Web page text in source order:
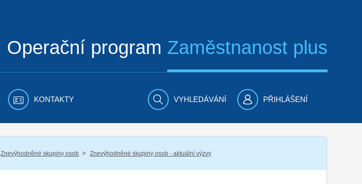
Operační program Zaměstnanost plus
KONTAKTY VYHLEDÁVÁNÍ PŘIHLÁŠENÍ
Znevýhodněné skupiny osob / Znevýhodněné skupiny osob - aktuální výzvy